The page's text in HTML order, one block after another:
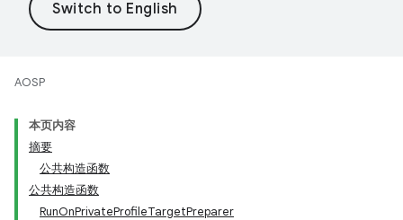
AOSP
本页内容
摘要
公共构造函数
公共构造函数
RunOnPrivateProfileTargetPreparer